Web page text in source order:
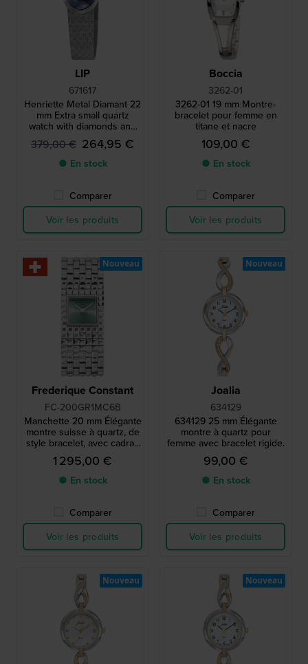
LIP
671617
Henriette Metal Diamant 22
mm Extra small quartz
watch with diamonds and
unique textured milanese
bracelet
379,00 € 264,95 €
● En stock
Comparer
Voir les produits
Boccia
3262-01
3262-01 19 mm Montre-
bracelet pour femme en
titane et nacre
109,00 €
● En stock
Comparer
Voir les produits
Frederique Constant
FC-200GR1MC6B
Manchette 20 mm Élégante
montre suisse à quartz, de
style bracelet, avec cadran
soleillé
1 295,00 €
● En stock
Comparer
Voir les produits
Nouveau
Joalia
634129
634129 25 mm Élégante
montre à quartz pour
femme avec bracelet rigide.
99,00 €
● En stock
Comparer
Voir les produits
Nouveau
Nouveau Nouveau